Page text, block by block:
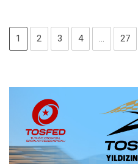
1 2 3 4 … 27